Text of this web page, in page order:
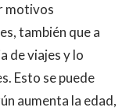
motivos
también que a
de viajes y lo
Esto se puede
aumenta la edad,